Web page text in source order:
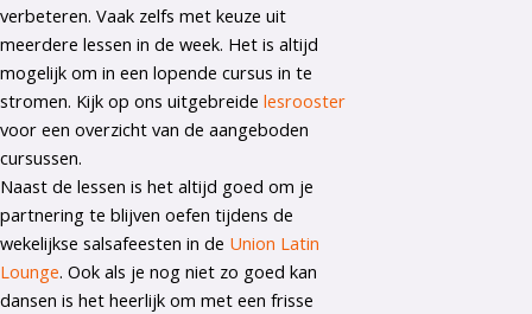
verbeteren. Vaak zelfs met keuze uit
meerdere lessen in de week. Het is altijd
mogelijk om in een lopende cursus in te
stromen. Kijk op ons uitgebreide lesrooster
voor een overzicht van de aangeboden
cursussen.
Naast de lessen is het altijd goed om je
partnering te blijven oefen tijdens de
wekelijkse salsafeesten in de Union Latin
Lounge. Ook als je nog niet zo goed kan
dansen is het heerlijk om met een frisse